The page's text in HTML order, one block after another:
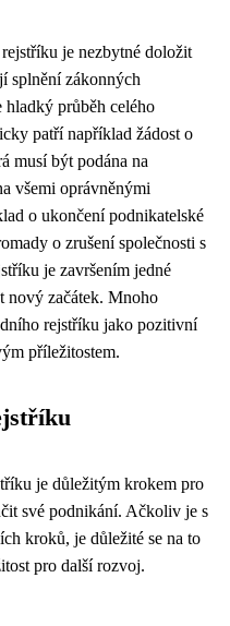
je nezbytné doložit
splnění zákonných
průběh celého
patří například žádost o
musí být podána na
všemi oprávněnými
o ukončení podnikatelské
o zrušení společnosti s
je završením jedné
nový začátek. Mnoho
rejstříku jako pozitivní
příležitostem.
je důležitým krokem pro
své podnikání. Ačkoliv je s
kroků, je důležité se na to
pro další rozvoj.